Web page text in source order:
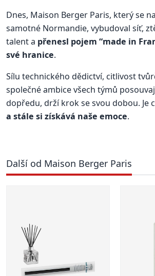
Dnes, Maison Berger Paris, který se
samotné Normandie, vybudoval síť,
talent a přenesl pojem “made in
své hranice.
Sílu technického dědictví, citlivost
společné ambice všech týmů
dopředu, drží krok se svou dobou. Je
a stále si získává naše emoce.
Další od Maison Berger Paris